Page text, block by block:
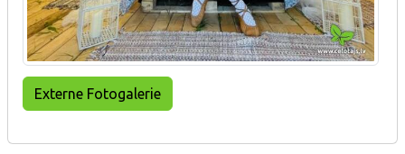
Externe Fotogalerie